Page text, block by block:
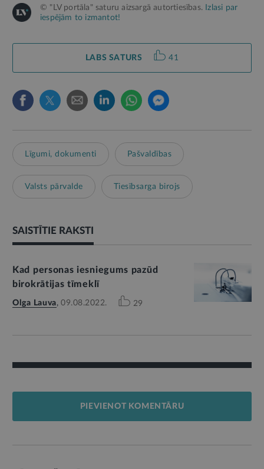
© "LV portāla" saturu aizsargā autortiesības. Izlasi par
iespējām to izmantot!
LABS SATURS 41
Līgumi, dokumenti Pašvaldības
Valsts pārvalde Tiesībsarga birojs
SAISTĪTIE RAKSTI
Kad personas iesniegums pazūd
birokrātijas tīmeklī
Olga Lauva, 09.08.2022. 29
PIEVIENOT KOMENTĀRU